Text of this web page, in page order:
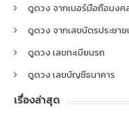
ดูดวง จากเบอร์มือถือมงค
ดูดวง จากเลขบัตรประชาช
ดูดวง เลขทะเบียนรถ
ดูดวง เลขบัญชีธนาคาร
เรื่องล่าสุด